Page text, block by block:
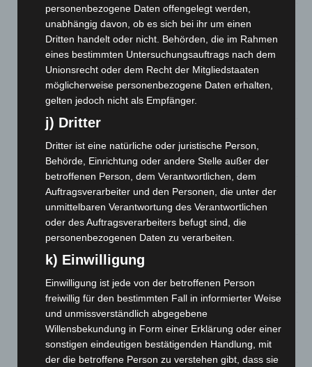
Niedersachsen: Feuerwehrkräfte kehren nach
Waldbrandeinsatz aus Spanien zurück
Hannover: Erste Tigermücken-Population in Niedersachsen
entdeckt
7. August 2026
Brand im „Haus der Begegnung“ in Neuwarmbüchen schnell
eingedämmt
6. August 2026
Region Hannover: 21 neue Notfallsanitäter starten beim
Roten Kreuz
5. August 2026
Zeugen
5. August 2026
Celle: Mensch stirbt bei Bagger-Unfall auf Baustelle
5. August 2026
personenbezogene Daten offengelegt werden,
unabhängig davon, ob es sich bei ihr um einen
Dritten handelt oder nicht. Behörden, die im Rahmen
eines bestimmten Untersuchungsauftrags nach dem
Unionsrecht oder dem Recht der Mitgliedstaaten
möglicherweise personenbezogene Daten erhalten,
gelten jedoch nicht als Empfänger.
j) Dritter
Dritter ist eine natürliche oder juristische Person,
Behörde, Einrichtung oder andere Stelle außer der
betroffenen Person, dem Verantwortlichen, dem
Auftragsverarbeiter und den Personen, die unter der
unmittelbaren Verantwortung des Verantwortlichen
oder des Auftragsverarbeiters befugt sind, die
personenbezogenen Daten zu verarbeiten.
k) Einwilligung
Einwilligung ist jede von der betroffenen Person
freiwillig für den bestimmten Fall in informierter Weise
und unmissverständlich abgegebene
Willensbekundung in Form einer Erklärung oder einer
sonstigen eindeutigen bestätigenden Handlung, mit
der die betroffene Person zu verstehen gibt, dass sie